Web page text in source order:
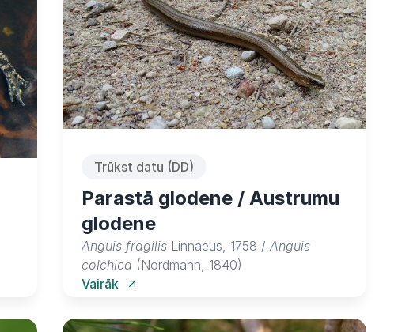
Trūkst datu (DD)
Parastā glodene / Austrumu
glodene
Anguis fragilis Linnaeus, 1758 / Anguis
colchica (Nordmann, 1840)
Vairāk